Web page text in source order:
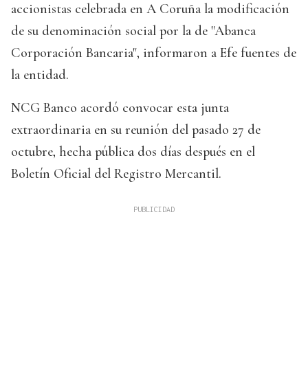
accionistas celebrada en A Coruña la modificación
de su denominación social por la de "Abanca
Corporación Bancaria", informaron a Efe fuentes de
la entidad.
NCG Banco acordó convocar esta junta
extraordinaria en su reunión del pasado 27 de
octubre, hecha pública dos días después en el
Boletín Oficial del Registro Mercantil.